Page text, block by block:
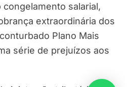
salarial,
extraordinária dos
Plano Mais
série de prejuízos aos